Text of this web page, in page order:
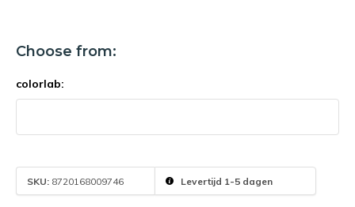
Choose from:
colorlab:
SKU: 8720168009746 Levertijd 1-5 dagen